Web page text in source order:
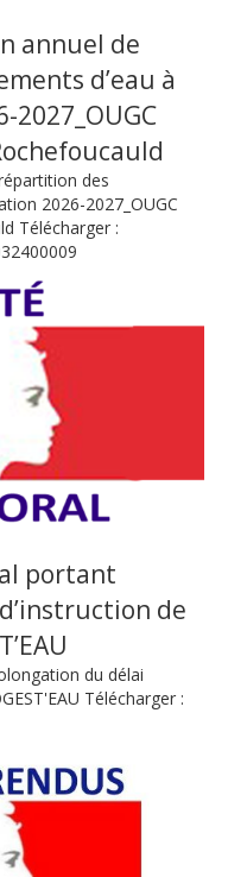
annuel de
d’eau à
2027_OUGC
des
2026-2027_OUGC
Télécharger :
portant
de
du délai
Télécharger :